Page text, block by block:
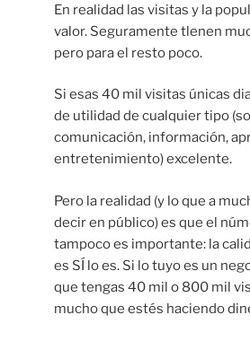
En realidad las visitas y la
valor. Seguramente tlenen
pero para el resto poco.
Si esas 40 mil visitas únicas
de utilidad de cualquier tipo
comunicación, información,
entretenimiento) excelente.
Pero la realidad (y lo que a
decir en público) es que el
tampoco es importante: la
es SÍ lo es. Si lo tuyo es un
que tengas 40 mil o 800 mil
mucho que estés haciendo